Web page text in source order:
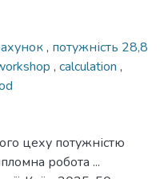
, потужність 28,8
, calculation ,
цеху потужністю
робота ...